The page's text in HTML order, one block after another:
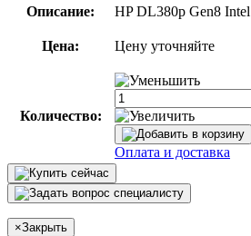
Описание:
HP DL380p Gen8
Цена: Цену уточняйте
Количество:
Оплата и доставка
×Закрыть